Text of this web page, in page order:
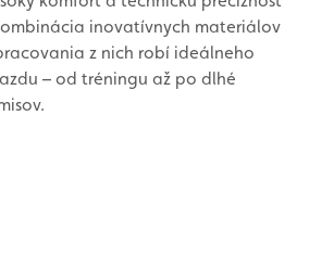
inovatívnych materiálov
z nich robí ideálneho
– od tréningu až po dlhé